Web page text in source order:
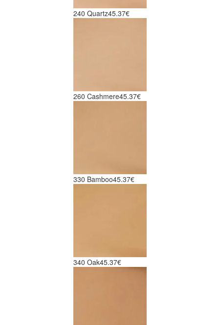
240 Quartz45.37€
260 Cashmere45.37€
330 Bamboo45.37€
340 Oak45.37€